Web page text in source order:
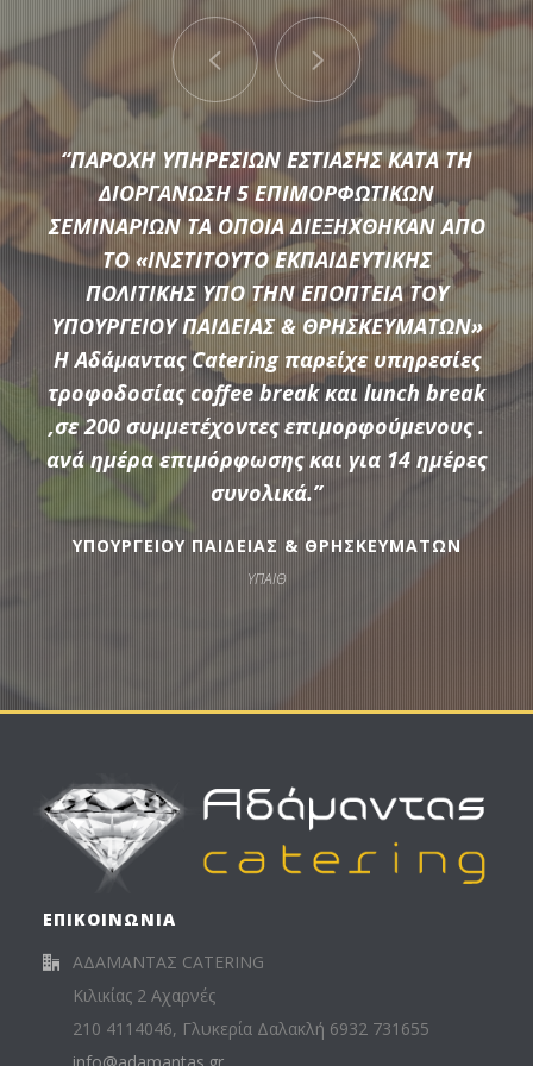
Μια μεγάλη ποικιλία από τις πιο σύγχρονες προτάσεις της
αγοράς συνθέτουν τον εξοπλισμό που διαθέτει η
Αδάμαντας Catering για να υποστηρίξουμε τις ξεχωριστές
ανάγκες κάθε εκδήλωσης.
ΠΕΡΙΣΣΟΤΕΡΑ
“ΠΑΡΟΧΗ ΥΠΗΡΕΣΙΩΝ ΕΣΤΙΑΣΗΣ ΚΑΤΑ ΤΗ
ΔΙΟΡΓΑΝΩΣΗ 5 ΕΠΙΜΟΡΦΩΤΙΚΩΝ
ΣΕΜΙΝΑΡΙΩΝ ΤΑ ΟΠΟΙΑ ΔΙΕΞΗΧΘΗΚΑΝ ΑΠΟ
ΤΟ «ΙΝΣΤΙΤΟΥΤΟ ΕΚΠΑΙΔΕΥΤΙΚΗΣ
ΠΟΛΙΤΙΚΗΣ ΥΠΟ ΤΗΝ ΕΠΟΠΤΕΙΑ ΤΟΥ
ΥΠΟΥΡΓΕΙΟΥ ΠΑΙΔΕΙΑΣ & ΘΡΗΣΚΕΥΜΑΤΩΝ»
Η Αδάμαντας Catering παρείχε υπηρεσίες
τροφοδοσίας coffee break και lunch break
,σε 200 συμμετέχοντες επιμορφούμενους .
ανά ημέρα επιμόρφωσης και για 14 ημέρες
συνολικά.”
ΥΠΟΥΡΓΕΙΟΥ ΠΑΙΔΕΙΑΣ & ΘΡΗΣΚΕΥΜΑΤΩΝ
ΥΠΑΙΘ
ΕΠΙΚΟΙΝΩΝΙΑ
ΑΔΑΜΑΝΤΑΣ CATERING
Κιλικίας 2 Αχαρνές
210 4114046, Γλυκερία Δαλακλή 6932 731655